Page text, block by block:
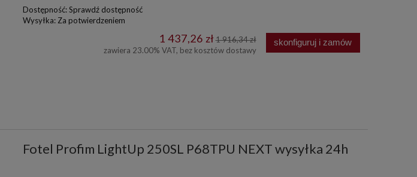
Dostępność: Sprawdź dostępność
Wysyłka: Za potwierdzeniem
1 437,26 zł 1 916,34 zł
zawiera 23.00% VAT, bez kosztów dostawy
skonfiguruj i zamów
Fotel Profim LightUp 250SL P68TPU NEXT wysyłka 24h